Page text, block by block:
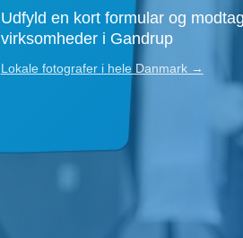
Tunge løft
Underholdning
Se alle...
Udfyld en kort formular og
virksomheder i Gandrup
Lokale fotografer i hele Danmark →